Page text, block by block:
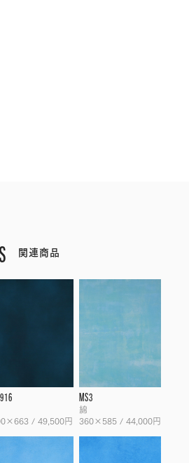
関連商品
/ 49,500円
MS3
綿
360×585 / 44,000円